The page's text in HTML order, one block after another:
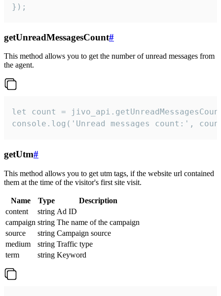
});
getUnreadMessagesCount#
This method allows you to get the number of unread messages from
the agent.
let count =
console.log('Unread messages count:',
getUtm#
This method allows you to get utm tags, if the website url contained
them at the time of the visitor's first site visit.
Name Type
Description
content
string Ad ID
campaign string The name of the campaign
source
string Campaign source
medium
string Traffic type
term
string Keyword